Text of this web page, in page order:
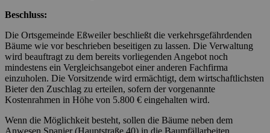
Beschluss:
Die Ortsgemeinde Eßweiler beschließt die verkehrsgefährdenden
Bäume wie vor beschrieben beseitigen zu lassen. Die Verwaltung
wird beauftragt zu dem bereits vorliegenden Angebot noch
mindestens ein Vergleichsangebot einer anderen Fachfirma
einzuholen. Die Vorsitzende wird ermächtigt, dem wirtschaftlichsten
Bieter den Zuschlag zu erteilen, sofern der vorgenannte
Kostenrahmen in Höhe von 5.800 € eingehalten wird.
Wenn die Möglichkeit besteht, sollen die Bäume neben dem
Anwesen Spanier (Hauptstraße 40) in die Baumfällarbeiten